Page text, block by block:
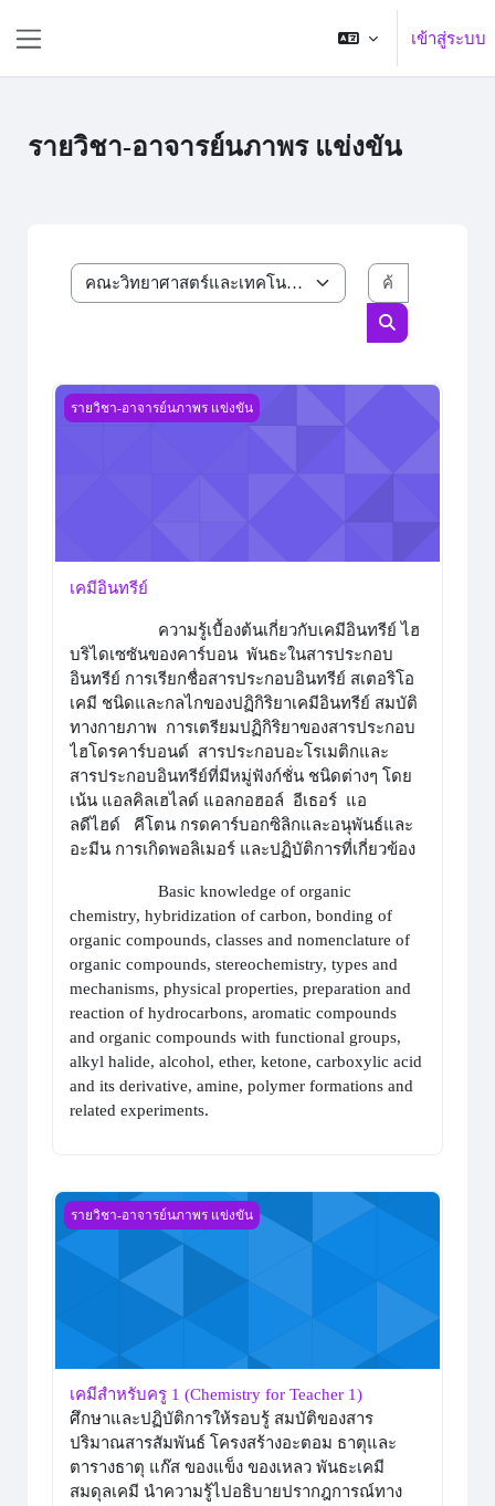
เข้าสู่ระบบ
รายวิชา-อาจารย์นภาพร แข่งขัน
ประเภทของรายวิชา
ค้นหารายวิชา
เคมีอินทรีย์
รายวิชา-อาจารย์นภาพร แข่งขัน
เคมีอินทรีย์
ความรู้เบื้องต้นเกี่ยวกับเคมีอินทรีย์ ไฮ
บริไดเซซันของคาร์บอน พันธะในสารประกอบ
อินทรีย์ การเรียกชื่อสารประกอบอินทรีย์ สเตอริโอ
เคมี ชนิดและกลไกของปฏิกิริยาเคมีอินทรีย์ สมบัติ
ทางกายภาพ การเตรียมปฏิกิริยาของสารประกอบ
ไฮโดรคาร์บอนด์ สารประกอบอะโรเมติกและ
สารประกอบอินทรีย์ที่มีหมู่ฟังก์ชั่น ชนิดต่างๆ โดย
เน้น แอลคิลเฮไลด์ แอลกอฮอล์ อีเธอร์ แอ
ลดีไฮด์ คีโตน กรดคาร์บอกซิลิกและอนุพันธ์และ
อะมีน การเกิดพอลิเมอร์ และปฏิบัติการที่เกี่ยวข้อง
Basic knowledge of organic
chemistry, hybridization of carbon, bonding of
organic compounds, classes and nomenclature of
organic compounds, stereochemistry, types and
mechanisms, physical properties, preparation and
reaction of hydrocarbons, aromatic compounds
and organic compounds with functional groups,
alkyl halide, alcohol, ether, ketone, carboxylic acid
and its derivative, amine, polymer formations and
related experiments.
เคมีสำหรับครู 1 (Chemistry for Teacher 1)
รายวิชา-อาจารย์นภาพร แข่งขัน
เคมีสำหรับครู 1 (Chemistry for Teacher 1)
ศึกษาและปฏิบัติการให้รอบรู้ สมบัติของสาร
ปริมาณสารสัมพันธ์ โครงสร้างอะตอม ธาตุและ
ตารางธาตุ แก๊ส ของแข็ง ของเหลว พันธะเคมี
สมดุลเคมี นำความรู้ไปอธิบายปรากฎการณ์ทาง